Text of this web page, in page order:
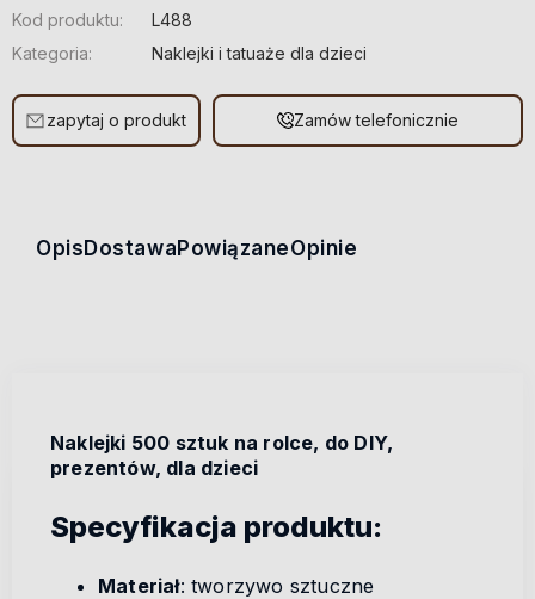
Kod produktu:
L488
Kategoria:
Naklejki i tatuaże dla dzieci
zapytaj o produkt Zamów telefonicznie
Opis Dostawa PowiązaneOpinie
Naklejki 500 sztuk na rolce, do DIY,
prezentów, dla dzieci
Specyfikacja produktu:
Materiał: tworzywo sztuczne